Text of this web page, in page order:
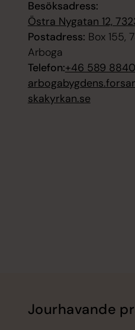
Besöksadress:
Östra Nygatan 12,
Postadress: Box 155,
Arboga
Telefon:+46 589
skakyrkan.se
Jourhavande